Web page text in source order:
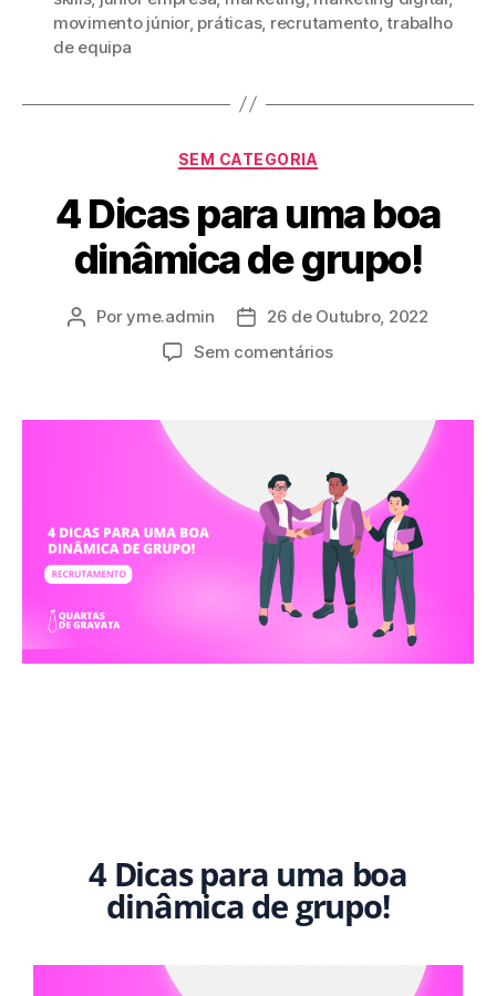
movimento júnior, práticas, recrutamento,trabalho
de equipa
SEM CATEGORIA
4 Dicas para uma boa
dinâmica de grupo!
Poryme.admin
26 de Outubro, 2022
Sem comentários
4 Dicas para uma boa
dinâmica de grupo!